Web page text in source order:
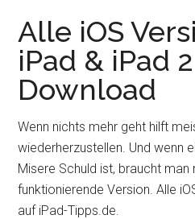
Alle iOS
iPad & iPad
Download
Wenn nichts mehr geht hilft
wiederherzustellen. Und wenn
Misere Schuld ist, braucht man
funktionierende Version. Alle
auf iPad-Tipps.de.